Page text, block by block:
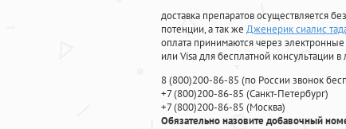
доставка препаратов осуществляется
потенции, а так же Дженерик сиалис
оплата принимаются через
или Visa для бесплатной консультации
8(800)200-86-85 (по России звонок
+7(800)200-86-85 (Санкт-Петербург)
+7(800)200-86-85 (Москва)
Обязательно назовите добавочный